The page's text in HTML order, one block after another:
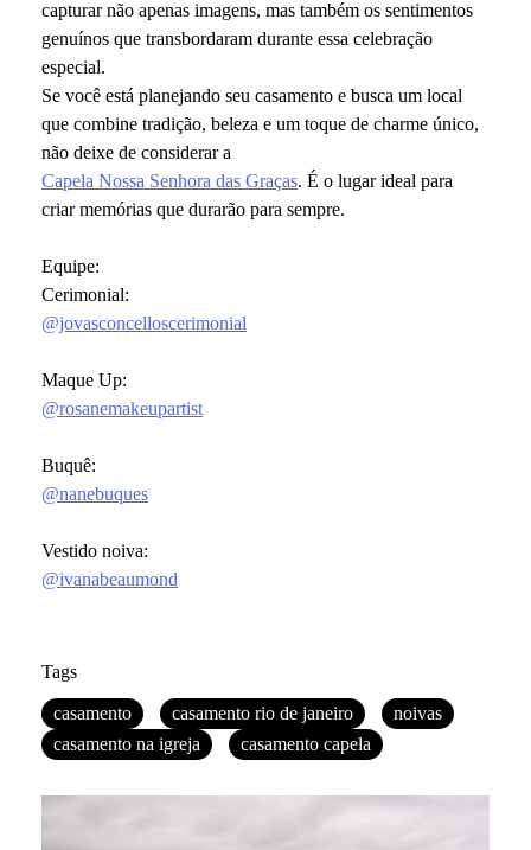
capturar não apenas imagens, mas também os sentimentos
genuínos que transbordaram durante essa celebração
especial.
Se você está planejando seu casamento e busca um local
que combine tradição, beleza e um toque de charme único,
não deixe de considerar a
Capela Nossa Senhora das Graças. É o lugar ideal para
criar memórias que durarão para sempre.
Equipe:
Cerimonial:
@jovasconcelloscerimonial
Maque Up:
@rosanemakeupartist
Buquê:
@nanebuques
Vestido noiva:
@ivanabeaumond
Tags
casamento casamento rio de janeiro
noivas
casamento na igreja
casamento capela